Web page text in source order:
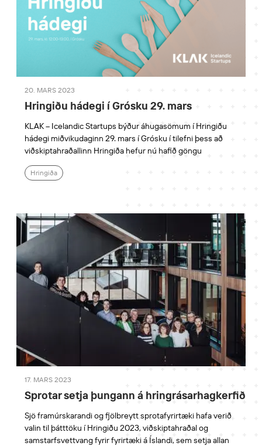
20. MARS 2023
Hringiðu hádegi í Grósku 29. mars
KLAK – Icelandic Startups býður áhugasömum í Hringiðu
hádegi miðvikudaginn 29. mars í Grósku í tilefni þess að
viðskiptahraðallinn Hringiða hefur nú hafið göngu
Hringiða
17. MARS 2023
Sprotar setja þungann á hringrásarhagkerfið
Sjö framúrskarandi og fjölbreytt sprotafyrirtæki hafa verið
valin til þátttöku í Hringiðu 2023, viðskiptahraðal og
samstarfsvettvang fyrir fyrirtæki á Íslandi, sem setja allan